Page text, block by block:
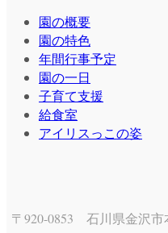
園の概要
園の特色
年間行事予定
園の一日
子育て支援
給食室
アイリスっこの姿
〒920-0853 石川県金沢